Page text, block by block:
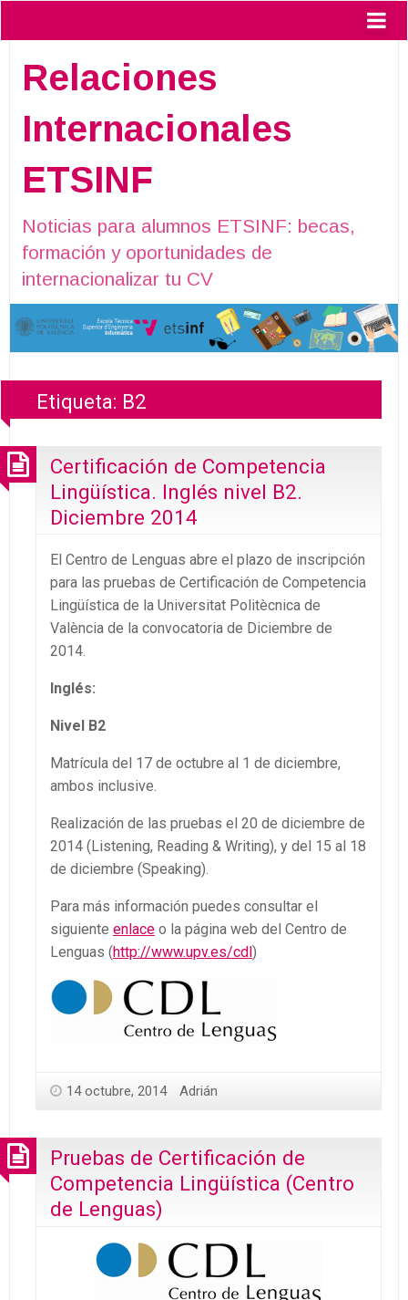
Relaciones
Internacionales
ETSINF
Noticias para alumnos ETSINF: becas,
formación y oportunidades de
internacionalizar tu CV
Etiqueta: B2
Certificación de Competencia
Lingüística. Inglés nivel B2.
Diciembre 2014
El Centro de Lenguas abre el plazo de inscripción
para las pruebas de Certificación de Competencia
Lingüística de la Universitat Politècnica de
València de la convocatoria de Diciembre de
2014.
Inglés:
Nivel B2
Matrícula del 17 de octubre al 1 de diciembre,
ambos inclusive.
Realización de las pruebas el 20 de diciembre de
2014 (Listening, Reading & Writing), y del 15 al 18
de diciembre (Speaking).
Para más información puedes consultar el
siguiente enlace o la página web del Centro de
Lenguas (http://www.upv.es/cdl )
14 octubre, 2014 Adrián
Pruebas de Certificación de
Competencia Lingüística (Centro
de Lenguas)